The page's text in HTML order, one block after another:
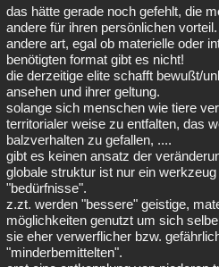
das hätte gerade noch gefehlt, die
andere für ihren persönlichen
andere art, egal ob materielle oder
benötigten format gibt es nicht!
die derzeitige elite schafft bewußt/
ansehen und ihrer geltung.
solange sich menschen wie tiere
territorialer weise zu entfalten, das
balzverhalten zu gefallen, ....
gibt es keinen ansatz der
globale struktur ist nur ein
"bedürfnisse".
z.zt. werden "bessere" geistige,
möglichkeiten genutzt um sich
sie eher verwerflicher bzw.
"minderbemittelten".